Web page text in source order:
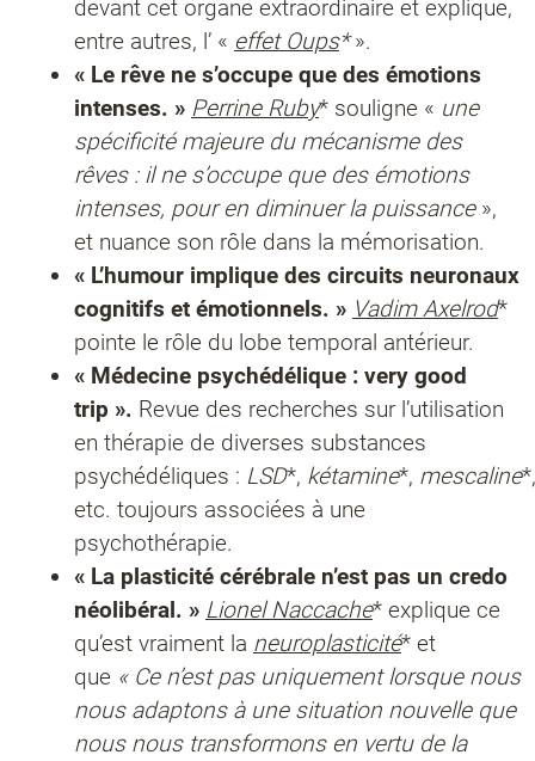
devant cet organe extraordinaire et explique,
entre autres, l’ « effet Oups*».
« Le rêve ne s’occupe que des émotions
intenses. » Perrine Ruby* souligne « une
spécificité majeure du mécanisme des
rêves : il ne s’occupe que des émotions
intenses, pour en diminuer la puissance»,
et nuance son rôle dans la mémorisation.
« L’humour implique des circuits neuronaux
cognitifs et émotionnels. » Vadim Axelrod*
pointe le rôle du lobe temporal antérieur.
« Médecine psychédélique : very good
trip ». Revue des recherches sur l’utilisation
en thérapie de diverses substances
psychédéliques : LSD*, kétamine*, mescaline
etc. toujours associées à une
psychothérapie.
« La plasticité cérébrale n’est pas un credo
néolibéral. » Lionel Naccache* explique ce
qu’est vraiment la neuroplasticité* et
que « Ce n’est pas uniquement lorsque nous
nous adaptons à une situation nouvelle que
nous nous transformons en vertu de la